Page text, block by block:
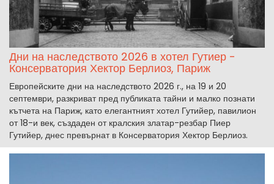
Дни на наследството 2026 в хотел Гутиер -
Консерватория Хектор Берлиоз, Париж
Европейските дни на наследството 2026 г., на 19 и 20
септември, разкриват пред публиката тайни и малко познати
кътчета на Париж, като елегантният хотел Гутийер, павилион
от 18-и век, създаден от кралския златар-резбар Пиер
Гутийер, днес превърнат в Консерватория Хектор Берлиоз.